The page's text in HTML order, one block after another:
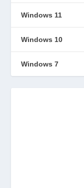
Windows 11
Windows 10
Windows 7